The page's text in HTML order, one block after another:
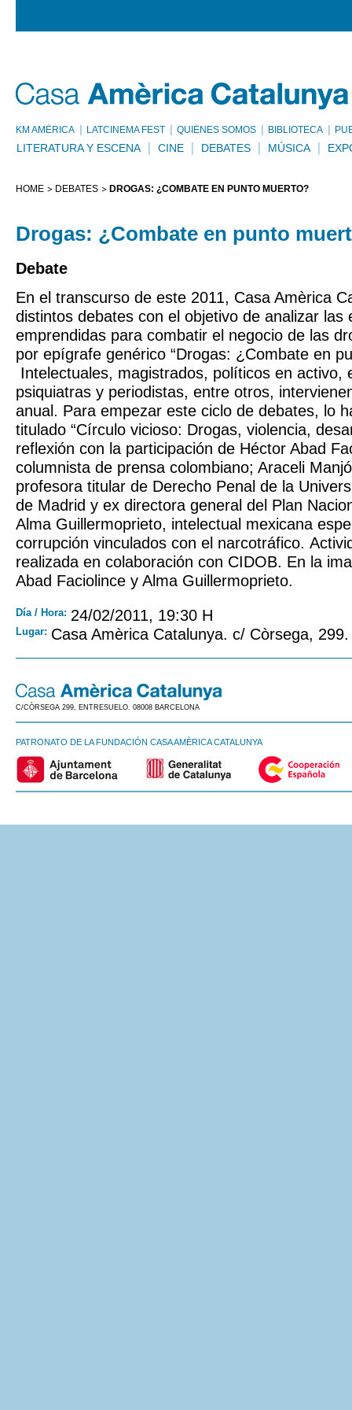
KM AMÈRICA LATCINEMA FEST QUIÉNES SOMOS BIBLIOTECA
LITERATURA Y ESCENA CINE DEBATES MÚSICA
HOME DEBATES DROGAS: ¿COMBATE EN PUNTO MUERTO?
Drogas: ¿Combate en punto
Debate
En el transcurso de este 2011, Casa Amèrica
distintos debates con el objetivo de analizar las
emprendidas para combatir el negocio de las
por epígrafe genérico “Drogas: ¿Combate en
Intelectuales, magistrados, políticos en activo,
psiquiatras y periodistas, entre otros,
anual. Para empezar este ciclo de debates, lo
titulado “Círculo vicioso: Drogas, violencia,
reflexión con la participación de Héctor Abad
columnista de prensa colombiano; Araceli
profesora titular de Derecho Penal de la
de Madrid y ex directora general del Plan
Alma Guillermoprieto, intelectual mexicana
corrupción vinculados con el narcotráfico.
realizada en colaboración con CIDOB. En la
Abad Faciolince y Alma Guillermoprieto.
Día / Hora: 24/02/2011, 19:30 H
Lugar: Casa Amèrica Catalunya. c/ Còrsega,
C/CÒRSEGA 299, ENTRESUELO. 08008 BARCELONA
PATRONATO DE LA FUNDACIÓN CASA AMÈRICA CATALUNYA